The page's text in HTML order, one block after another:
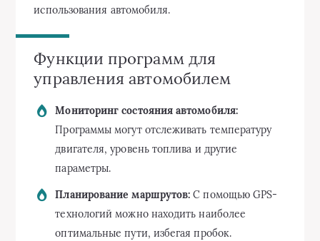
использования автомобиля.
Функции программ для
управления автомобилем
Мониторинг состояния автомобиля:
Программы могут отслеживать температуру
двигателя, уровень топлива и другие
параметры.
Планирование маршрутов: С помощью GPS-
технологий можно находить наиболее
оптимальные пути, избегая пробок.